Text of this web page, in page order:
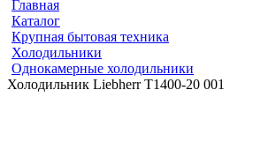
Главная
Каталог
Крупная бытовая техника
Холодильники
Однокамерные холодильники
Холодильник Liebherr T1400-20 001